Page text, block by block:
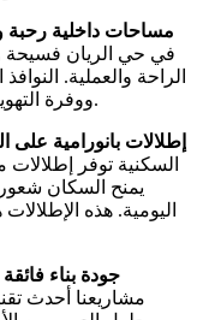
مساحات داخلية رحبة
في حي الريان فسيحة
الراحة والعملية.
ووفرة التهوية، مما يضفي شعوراً بالاتساع والهدوء.
إطلالات بانورامية
السكنية توفر
يمنح السكان
اليومية. هذه
جودة بناء
مشاريعنا أحدث